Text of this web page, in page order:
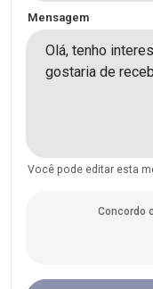
Mensagem
Você pode editar esta
Concordo